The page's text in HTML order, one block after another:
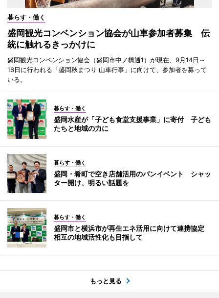
暮らす・働く
盛岡観光コンベンション協会が山車参加者募集 伝
統に触れるきっかけに
盛岡観光コンベンション協会（盛岡市中ノ橋通1）が現在、9月14日～
16日に行われる「盛岡秋まつり 山車行事」に向けて、参加者を募って
いる。
暮らす・働く
盛岡水産が「子ども食堂支援事業」に寄付 子ども
たちと地域の力に
暮らす・働く
盛岡・肴町で空き店舗活用のパンイベント シャッ
ター開け、明るい話題を
暮らす・働く
盛岡市と横浜市が再生エネ活用に向けて連携協定
相互の地域活性化も目指して
もっと見る